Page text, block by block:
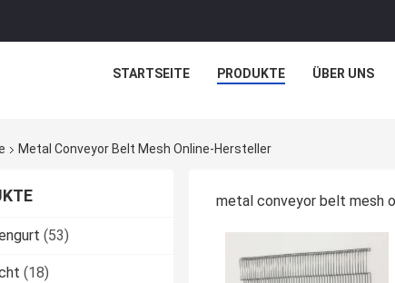
STARTSEITE PRODUKTE ÜBER UNS
Metal Conveyor Belt Mesh Online-Hersteller
(53)
(18)
metal conveyor belt mesh